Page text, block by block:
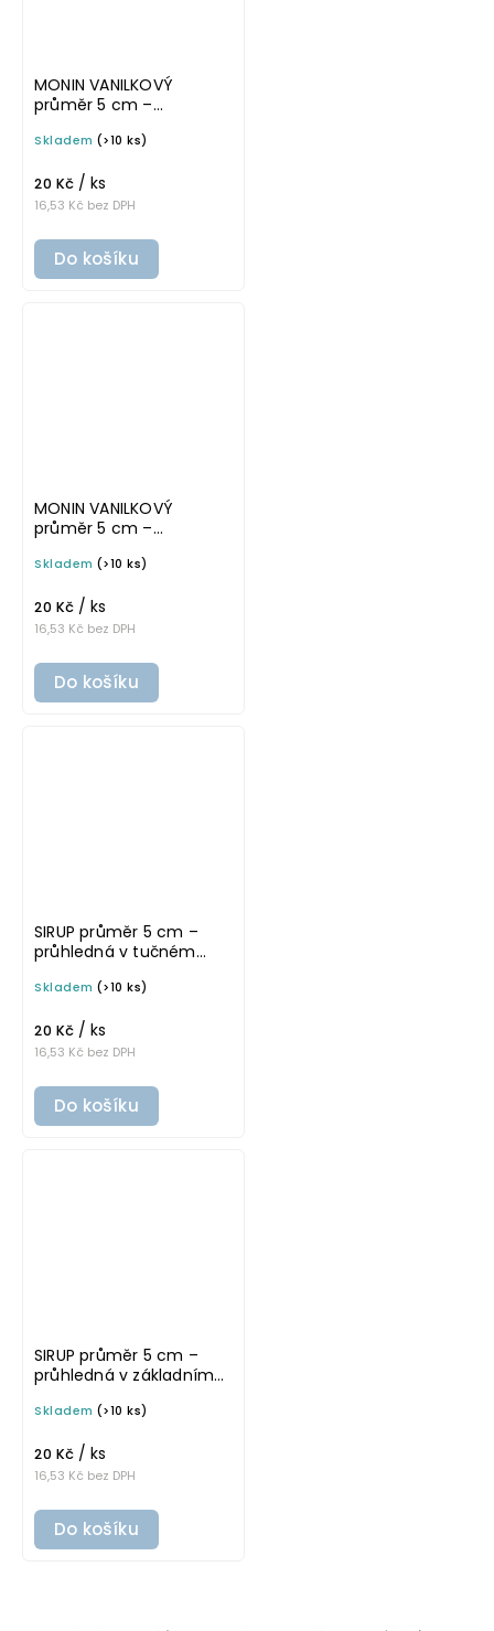
MONIN VANILKOVÝ
průměr 5 cm –
písmu, omyvatelná
potravinové láhve
Skladem (>10 ks)
16,53 Kč bez DPH
20 Kč / ks
Do košíku
MONIN VANILKOVÝ
průměr 5 cm –
písmu, omyvatelná
potravinové láhve
Skladem (>10 ks)
16,53 Kč bez DPH
20 Kč / ks
Do košíku
SIRUP průměr 5 cm –
průhledná v tučném
samolepka na
Skladem (>10 ks)
16,53 Kč bez DPH
20 Kč / ks
Do košíku
SIRUP průměr 5 cm –
průhledná v základním
samolepka na
Skladem (>10 ks)
16,53 Kč bez DPH
20 Kč / ks
Do košíku